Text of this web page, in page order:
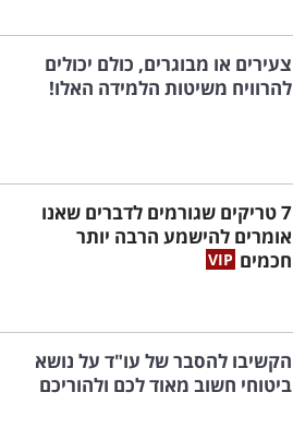
צעירים או מבוגרים, כולם יכולים
להרוויח משיטות הלמידה האלו!
7 טריקים שגורמים לדברים שאנו
אומרים להישמע הרבה יותר
חכמים
הקשיבו להסבר של עו"ד על נושא
ביטוחי חשוב מאוד לכם ולהוריכם